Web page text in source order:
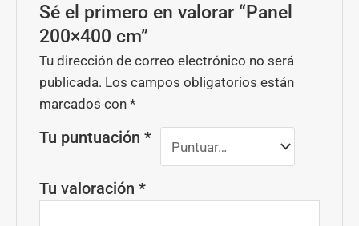
Sé el primero en valorar “Panel
200×400 cm”
Tu dirección de correo electrónico no será
publicada. Los campos obligatorios están
marcados con*
Tu puntuación*
Tu valoración*